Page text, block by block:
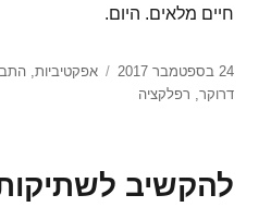
חיים מלאים. היום.
פורסם
בתאריך
24 בספטמבר 2017 תגיות
אפקטיביות,
דרוקר, רפלקציה
להקשיב